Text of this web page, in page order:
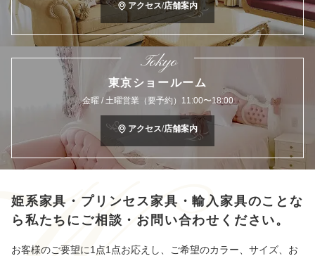
アクセス/店舗案内
Tokyo
東京ショールーム
金曜 / 土曜営業（要予約）11:00〜18:00
アクセス/店舗案内
姫系家具・プリンセス家具・輸入家具のことな
ら 私たちにご相談・お問い合わせください。
お客様のご要望に1点1点お応えし、ご希望のカラー、サイズ、お